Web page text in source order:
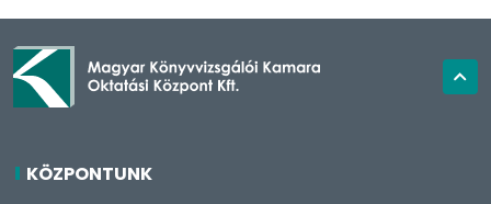
KÖZPONTUNK